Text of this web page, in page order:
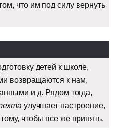
что им под силу вернуть
детей к школе,
возвращаются к нам,
и д. Рядом тогда,
улучшает настроение,
чтобы все же принять.